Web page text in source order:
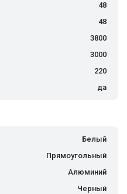
48
48
3800
3000
220
да
Белый
Прямоугольный
Алюминий
Черный